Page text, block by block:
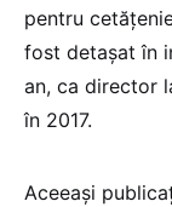
pentru
fost detașat în
an, ca director
în 2017.
Aceeași